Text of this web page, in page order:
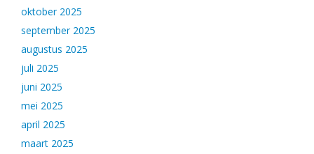
oktober 2025
september 2025
augustus 2025
juli 2025
juni 2025
mei 2025
april 2025
maart 2025